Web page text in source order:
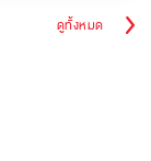
ดูทั้งหมด